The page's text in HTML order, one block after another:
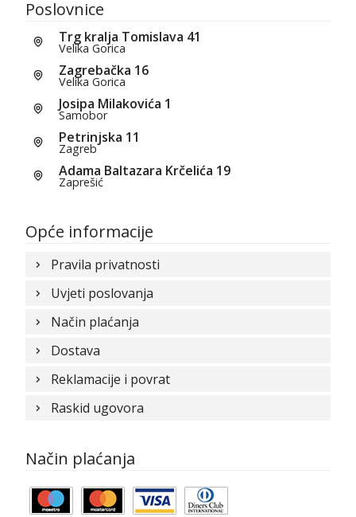
Poslovnice
Trg kralja Tomislava 41
Velika Gorica
Zagrebačka 16
Velika Gorica
Josipa Milakovića 1
Samobor
Petrinjska 11
Zagreb
Adama Baltazara Krčelića 19
Zaprešić
Opće informacije
Pravila privatnosti
Uvjeti poslovanja
Način plaćanja
Dostava
Reklamacije i povrat
Raskid ugovora
Način plaćanja